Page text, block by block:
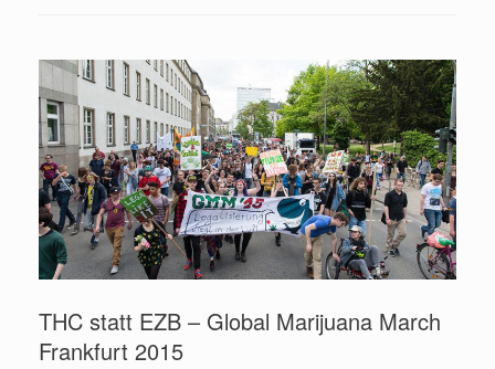
THC statt EZB – Global Marijuana March
Frankfurt 2015